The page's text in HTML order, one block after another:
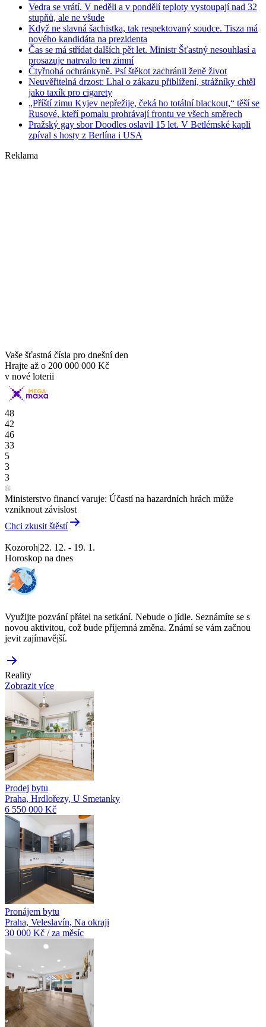
Vedra se vrátí. V neděli a v pondělí teploty vystoupají nad 32
stupňů, ale ne všude
Když ne slavná šachistka, tak respektovaný soudce. Tisza má
nového kandidáta na prezidenta
Čas se má střídat dalších pět let. Ministr Šťastný nesouhlasí a
prosazuje natrvalo ten zimní
Čtyřnohá ochránkyně. Psí štěkot zachránil ženě život
Neuvěřitelná drzost: Lhal o zákazu přiblížení, strážníky chtěl
jako taxík pro cigarety
„Příští zimu Kyjev nepřežije, čeká ho totální blackout,“ těší se
Rusové, kteří pomalu prohrávají frontu ve všech směrech
Pražský gay sbor Doodles oslavil 15 let. V Betlémské kapli
zpíval s hosty z Berlína i USA
Reklama
Vaše šťastná čísla pro dnešní den
Hrajte až o 200 000 000 Kč
v nové loterii
48
42
46
33
5
3
3
Ministerstvo financí varuje: Účastí na hazardních hrách může
vzniknout závislost
Chci zkusit štěstí
Kozoroh|22. 12. - 19. 1.
Horoskop na dnes
Využijte pozvání přátel na setkání. Nebude o jídle. Seznámíte se s
novou aktivitou, což bude příjemná změna. Známí se vám začnou
jevit zajímavější.
Reality
Zobrazit více
Prodej bytu
Praha, Hrdlořezy, U Smetanky
6 550 000 Kč
Pronájem bytu
Praha, Veleslavín, Na okraji
30 000 Kč / za měsíc